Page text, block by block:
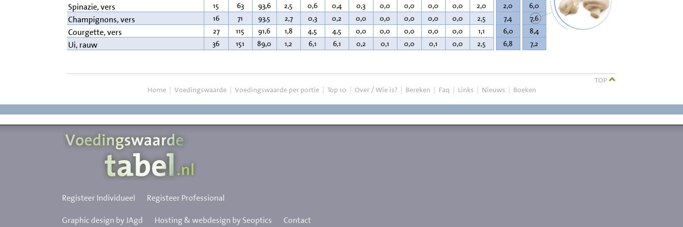
Spinazie, vers 15 63 93,6 2,5 0,6 0,4 0,3 0,0 0,0 0,0 0,0 2,0 2,0 6,0
Champignons, vers 16 71 93,5 2,7 0,3 0,2 0,0 0,0 0,0 0,0 0,0 2,5 7,4 7,6
Courgette, vers 27 115 91,6 1,8 4,5 4,5 0,0 0,0 0,0 0,0 0,0 1,1 6,0 8,4
Ui, rauw 36 151 89,0 1,2 6,1 6,1 0,2 0,1 0,0 0,1 0,0 2,5 6,8 7,2
TOP
Home | Voedingswaarde | Voedingswaarde per portie | Top 10 | Over / Wie is? | Bereken | Faq | Links | Nieuws | Boeken
Registeer Individueel Registeer Professional
Graphic design by JAgd Hosting & webdesign by Seoptics Contact